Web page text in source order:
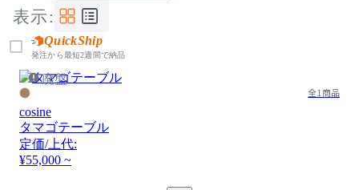
表示:
QuickShip
発注から最短2週間で納品
廃盤
全1商品
cosine
タマゴテーブル
定価/上代:
¥55,000 ~